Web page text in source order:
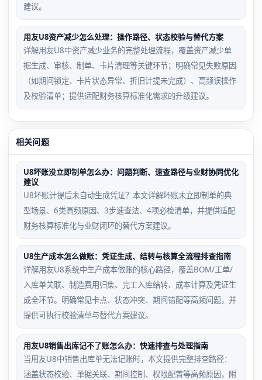
建议。
用友U8资产减少怎么处理：操作路径、状态校验与替代方案
详解用友U8中资产减少业务的完整处理流程，覆盖资产减少单
据生成、审核、制单、卡片清理等关键环节；明确常见失败原因
（如期间锁定、卡片状态异常、折旧计提未完成）、高频误操作
及校验清单；提供适配财务核算标准化需求的升级建议。
相关问题
U8坏账没立即制单怎么办：问题判断、速查路径与业财协同优化
建议
U8坏账计提后未自动生成凭证？本文详解坏账未立即制单的典
型场景、6类高频原因、3步速查法、4项必检清单，并提供适配
财务核算标准化与业财闭环的替代方案建议。
U8生产成本怎么做账：凭证生成、结转与核算全流程排查指南
详解用友U8系统中生产成本做账的核心路径，覆盖BOM/工单/
入库单关联、制造费用归集、完工入库结转、成本计算及凭证生
成全环节。明确常见卡点、状态冲突、期间错配等高频问题，并
提供可执行校验清单与替代方案建议。
用友U8销售出库记不了账怎么办：快速排查与处理指南
当用友U8中销售出库单无法记账时，本文提供完整排查路径：
涵盖状态校验、单据关联、期间控制、权限配置等高频原因，附